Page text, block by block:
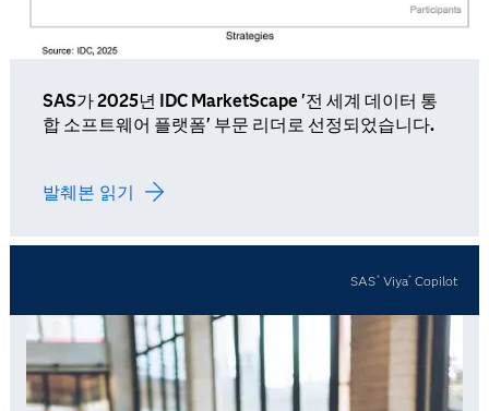
SAS가 2025년 IDC MarketScape '전 세계 데이터 통
합 소프트웨어 플랫폼' 부문 리더로 선정되었습니다.
발췌본 읽기
SAS®Viya® Copilot